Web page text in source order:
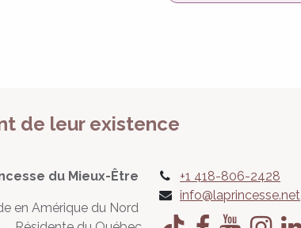
de leur existence
+1 418-806-2428
info@laprincesse.net
du Mieux-Être
en Amérique du Nord